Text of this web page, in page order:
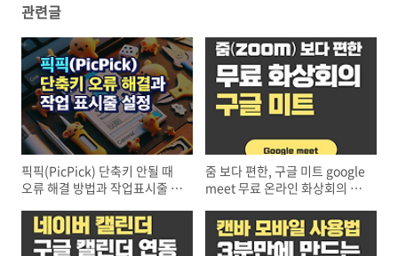
관련글
픽픽(PicPick) 단축키 안될 때
오류 해결 방법과 작업표시줄 설
줌 보다 편한, 구글 미트 google
meet 무료 온라인 화상회의 사